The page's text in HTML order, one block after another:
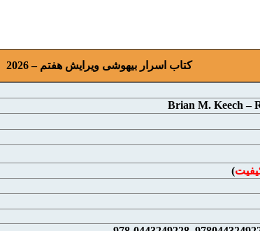
کتاب اسرار بیهوشی ويرايش هفتم – 2026
Brian M. Keech –
)